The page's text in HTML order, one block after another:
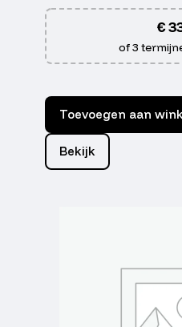
€
of 3
Toevoegen aan
Bekijk